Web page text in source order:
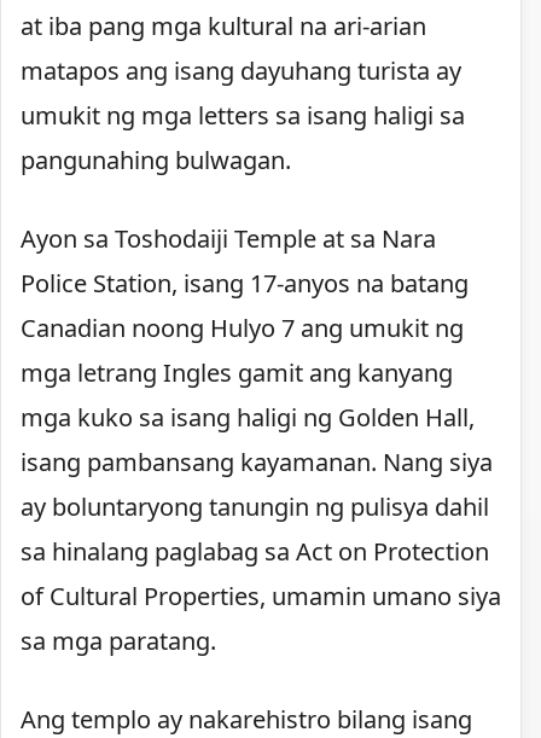
at iba pang mga kultural na ari-arian
matapos ang isang dayuhang turista ay
umukit ng mga letters sa isang haligi sa
pangunahing bulwagan.
Ayon sa Toshodaiji Temple at sa Nara
Police Station, isang 17-anyos na batang
Canadian noong Hulyo 7 ang umukit ng
mga letrang Ingles gamit ang kanyang
mga kuko sa isang haligi ng Golden Hall,
isang pambansang kayamanan. Nang siya
ay boluntaryong tanungin ng pulisya dahil
sa hinalang paglabag sa Act on Protection
of Cultural Properties, umamin umano siya
sa mga paratang.
Ang templo ay nakarehistro bilang isang